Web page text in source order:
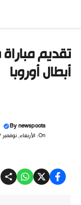
المحتوى
تقديم
أبطال أوروبا
Bynewspoots
On: الأربعاء, نوفمبر 27, 2019 2:34 صباحًا